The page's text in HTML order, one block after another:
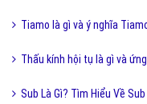
Tiamo là gì và ý nghĩa
Thấu kính hội tụ là gì và
Sub Là Gì? Tìm Hiểu Về Sub